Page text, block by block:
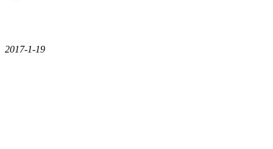
2017-1-19